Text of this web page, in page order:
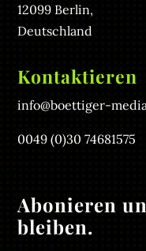
12099 Berlin,
Deutschland
Kontaktieren
info@boettiger-
0049 (0)30 74681575
Abonieren
bleiben.